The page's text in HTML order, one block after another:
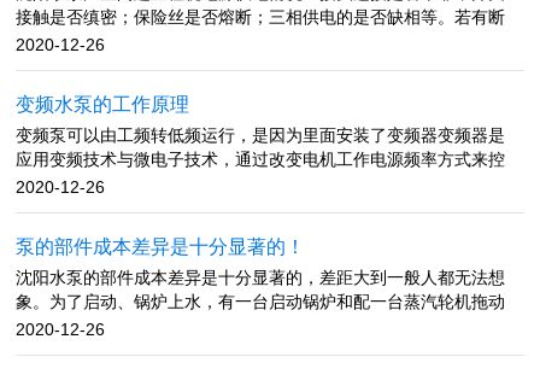
接触是否缜密；保险丝是否熔断；三相供电的是否缺相等。若有断
路、接触不良、保险丝熔断、缺相，应查明原因并及时进行修理。
流量不足产生原因：多是吸水管漏气、底阀漏气；进水口堵塞；底
阀入水深度不足；水泵转速太低；密封环或叶轮磨损过大；吸水高
度超标等。 排除方法：检查吸水管与底阀，堵住漏气源；清理进水
口处的淤泥或堵塞物；底阀入水深度大于进水管直径的1.5倍，加大
底阀入水深度；检查电源电压，提高水泵转速，更换密封环或叶
轮；降低水泵的安装位置，或更换高扬程水泵。 吸不上水产生原
因：泵体内有空气或进水管积气，或是底阀关闭不紧，灌引水不
满、真空泵填料漏气厉害，闸阀或拍门关闭不严。排除方法：先把
水压上来，再将泵体注满水，然后开机。同时检视逆止阀是否严
密，管路、接头有无漏气现象，若发现漏气，拆卸后在接头处涂上
润滑油或调合漆，并扭紧螺丝。检查水泵轴的油封环，若磨损严重
应更换新件。管路漏水或漏气。可能安设时螺帽拧得不紧。水泵不
出水产生原因：泵体和吸水管没灌满引水；动水位低于水泵滤水
2020-12-26
变频水泵的工作原理
变频泵可以由工频转低频运行，是因为里面安装了变频器变频器是
应用变频技术与微电子技术，通过改变电机工作电源频率方式来控
制交流电动机的电力控制设备。变频器主要由整流（将工作频率固
器（按设定的程序工作，控制输出方波的幅度与脉宽，使叠加为近
似正弦波的和电网电压频率完全不同的交流电，根据电机的实际需
要来提供其所需要的电源电压，进而达到节能、调速的目的。变频
器具有调压、调频、稳压、调速等基本功能，应用了现代的科学技
术，可以再不改变电压的情况下调整频率，也可以在频率不改变的
2020-12-26
泵的部件成本差异是十分显著的！
沈阳水泵的部件成本差异是十分显著的，差距大到一般人都无法想
象。为了启动、锅炉上水，有一台启动锅炉和配一台蒸汽轮机拖动
的给水泵，便于启动用。 电动给水泵耗用的是电厂的发电量(厂用
2020-12-26